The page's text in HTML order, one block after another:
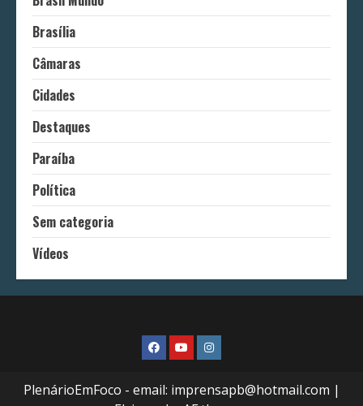
Brasília
Câmaras
Cidades
Destaques
Paraíba
Política
Sem categoria
Vídeos
FaceBook
YoutubeInstagram
PlenárioEmFoco - email: imprensapb@hotmail.com |